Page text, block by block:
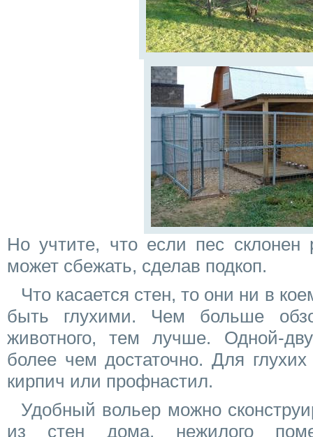
Но учтите, что если пес
может сбежать, сделав подкоп.
Что касается стен, то они ни в
быть глухими. Чем больше
животного, тем лучше. Одной-
более чем достаточно. Для
кирпич или профнастил.
Удобный вольер можно
из стен дома, нежилого